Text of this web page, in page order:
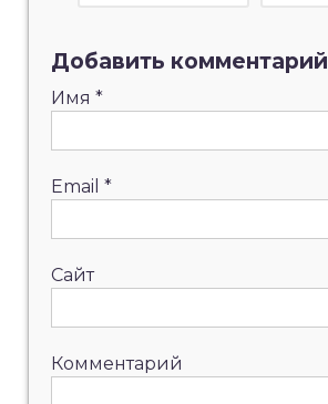
Добавить комментарий
Имя *
Email *
Сайт
Комментарий